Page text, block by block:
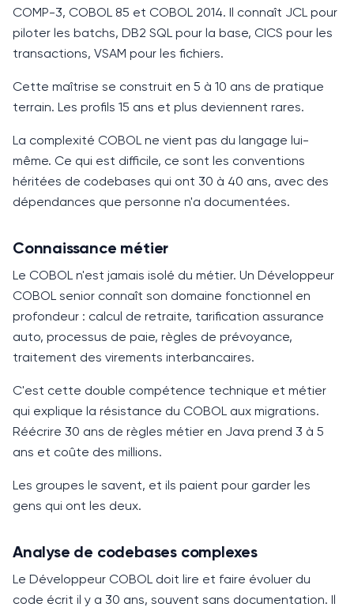
COMP-3, COBOL 85 et COBOL 2014. Il connaît JCL pour
piloter les batchs, DB2 SQL pour la base, CICS pour les
transactions, VSAM pour les fichiers.
Cette maîtrise se construit en 5 à 10 ans de pratique
terrain. Les profils 15 ans et plus deviennent rares.
La complexité COBOL ne vient pas du langage lui-
même. Ce qui est difficile, ce sont les conventions
héritées de codebases qui ont 30 à 40 ans, avec des
dépendances que personne n'a documentées.
Connaissance métier
Le COBOL n'est jamais isolé du métier. Un Développeur
COBOL senior connaît son domaine fonctionnel en
profondeur : calcul de retraite, tarification assurance
auto, processus de paie, règles de prévoyance,
traitement des virements interbancaires.
C'est cette double compétence technique et métier
qui explique la résistance du COBOL aux migrations.
Réécrire 30 ans de règles métier en Java prend 3 à 5
ans et coûte des millions.
Les groupes le savent, et ils paient pour garder les
gens qui ont les deux.
Analyse de codebases complexes
Le Développeur COBOL doit lire et faire évoluer du
code écrit il y a 30 ans, souvent sans documentation. Il